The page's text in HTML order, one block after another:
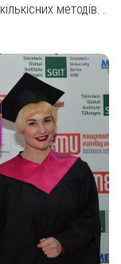
методів. .